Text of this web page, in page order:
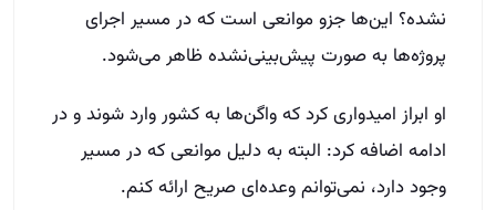
نشده؟ این‌ها جزو موانعی است که در مسیر اجرای
پروژه‌ها به صورت پیش‌بینی‌نشده ظاهر می‌شود.
او ابراز امیدواری کرد که واگن‌ها به کشور وارد شوند و در
ادامه اضافه کرد: البته به دلیل موانعی که در مسیر
وجود دارد، نمی‌توانم وعده‌ای صریح ارائه کنم.